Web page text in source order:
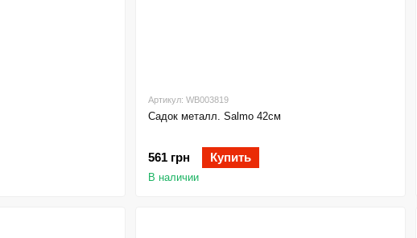
Артикул: WB003819
Садок металл. Salmo 42см
561 грн Купить
В наличии